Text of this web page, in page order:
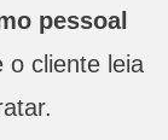
pessoal
o cliente leia